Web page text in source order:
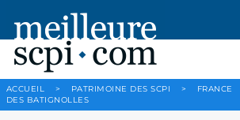
ACCUEIL > PATRIMOINE DES SCPI > FRANCE
DES BATIGNOLLES